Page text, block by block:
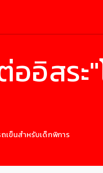
อิสระ
เข็นสำหรับเด็กพิการ